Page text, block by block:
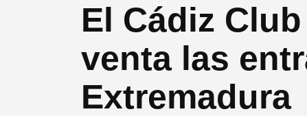
El Cádiz
venta las
Extremadura